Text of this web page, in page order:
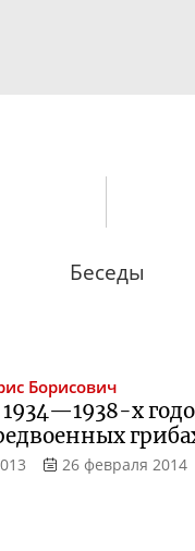
Беседы
Борисович
1934—1938-х
26 февраля 2014